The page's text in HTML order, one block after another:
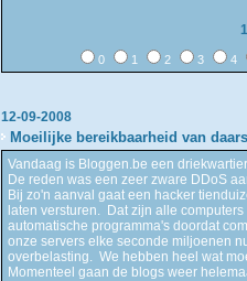
0 1 2 3 4
12-09-2008
Moeilijke bereikbaarheid van
Vandaag is Bloggen.be een
De reden was een zeer zware DDoS
Bij zo'n aanval gaat een hacker
laten versturen. Dat zijn alle
automatische programma's doordat
onze servers elke seconde miljoenen
overbelasting. We hebben heel wat
Momenteel gaan de blogs weer